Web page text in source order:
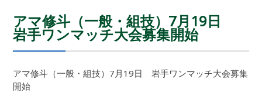
アマ修斗（一般・組技）7月19日
岩手ワンマッチ大会募集開始
アマ修斗（一般・組技）7月19日 岩手ワンマッチ大会募集
開始